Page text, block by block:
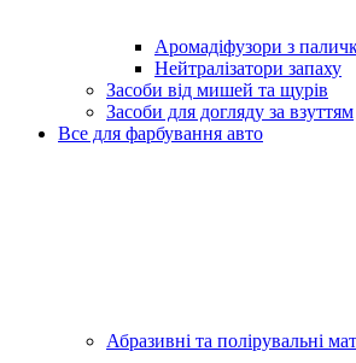
Аромадіфузори з
Нейтралізатори запаху
Засоби від мишей та щурів
Засоби для догляду за взуттям
Все для фарбування авто
Абразивні та полірувальні